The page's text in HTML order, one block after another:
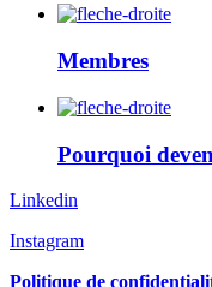
Membres
Pourquoi
Linkedin
Instagram
Politique de